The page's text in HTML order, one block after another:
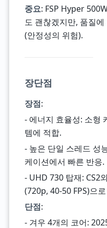
중요: FSP Hyper
도 괜찮겠지만, 품질
(안정성의 위험).
장단점
장점:
- 에너지 효율성: 소형
템에 적합.
- 높은 단일 스레드 성
케이션에서 빠른 반응.
- UHD 730 탑재: CS2
(720p, 40-50 FPS)으
단점:
- 겨우 4개의 코어: